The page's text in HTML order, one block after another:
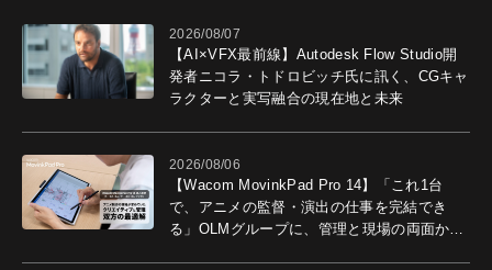
2026/08/07
【AI×VFX最前線】Autodesk Flow Studio開
発者ニコラ・トドロビッチ氏に訊く、CGキャ
ラクターと実写融合の現在地と未来
2026/08/06
【Wacom MovinkPad Pro 14】「これ1台
で、アニメの監督・演出の仕事を完結でき
る」OLMグループに、管理と現場の両面から